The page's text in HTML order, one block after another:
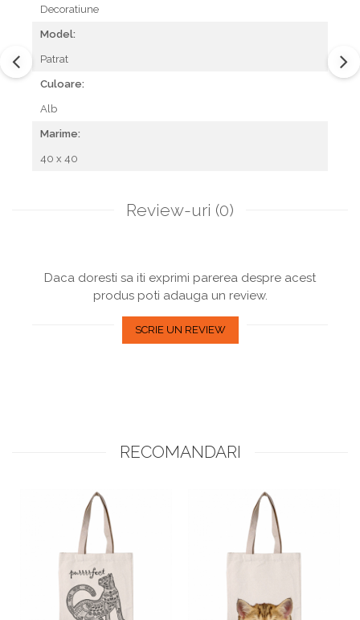
Decoratiune
Model:
Patrat
Culoare:
Alb
Marime:
40 x 40
Review-uri (0)
Daca doresti sa iti exprimi parerea despre acest
produs poti adauga un review.
SCRIE UN REVIEW
RECOMANDARI